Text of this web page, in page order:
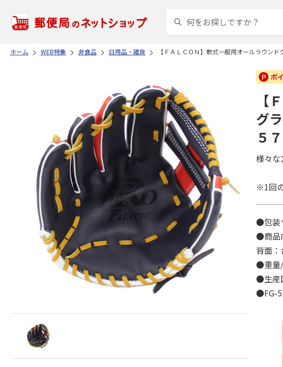
ホーム WEB特集 非食品 日用品・雑貨 【ＦＡＬＣＯＮ】軟式一般用オールラウン
【
グ
５
様々
※1回
●包装
●商品
背面
●重量
●生産
●FG-